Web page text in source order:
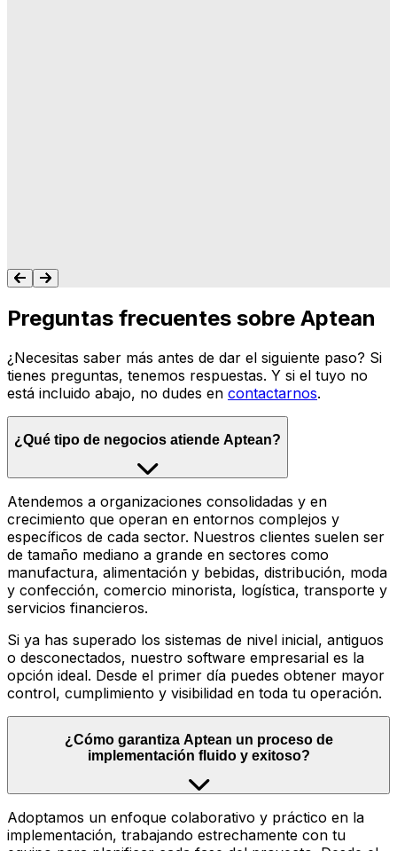
Preguntas frecuentes sobre Aptean
¿Necesitas saber más antes de dar el siguiente paso? Si
tienes preguntas, tenemos respuestas. Y si el tuyo no
está incluido abajo, no dudes en contactarnos.
¿Qué tipo de negocios atiende Aptean?
Atendemos a organizaciones consolidadas y en
crecimiento que operan en entornos complejos y
específicos de cada sector. Nuestros clientes suelen ser
de tamaño mediano a grande en sectores como
manufactura, alimentación y bebidas, distribución, moda
y confección, comercio minorista, logística, transporte y
servicios financieros.
Si ya has superado los sistemas de nivel inicial, antiguos
o desconectados, nuestro software empresarial es la
opción ideal. Desde el primer día puedes obtener mayor
control, cumplimiento y visibilidad en toda tu operación.
¿Cómo garantiza Aptean un proceso de
implementación fluido y exitoso?
Adoptamos un enfoque colaborativo y práctico en la
implementación, trabajando estrechamente con tu